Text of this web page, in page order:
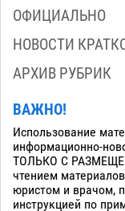
ОФИЦИАЛЬНО
НОВОСТИ
АРХИВ РУБРИК
ВАЖНО!
Использование
информационно-
ТОЛЬКО С
чтением
юристом и врачом,
инструкцией по